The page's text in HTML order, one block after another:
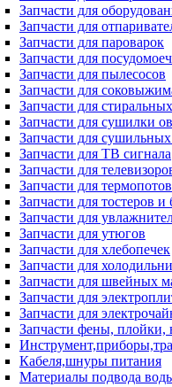
Запчасти для
Запчасти для
Запчасти для пароварок
Запчасти для
Запчасти для пылесосов
Запчасти для
Запчасти для
Запчасти для сушилки
Запчасти для
Запчасти для ТВ сигнала
Запчасти для
Запчасти для термопотов
Запчасти для тостеров
Запчасти для
Запчасти для утюгов
Запчасти для хлебопечек
Запчасти для
Запчасти для швейных
Запчасти для
Запчасти для
Запчасти фены, плойки,
Кабеля,шнуры питания
Материалы подвода